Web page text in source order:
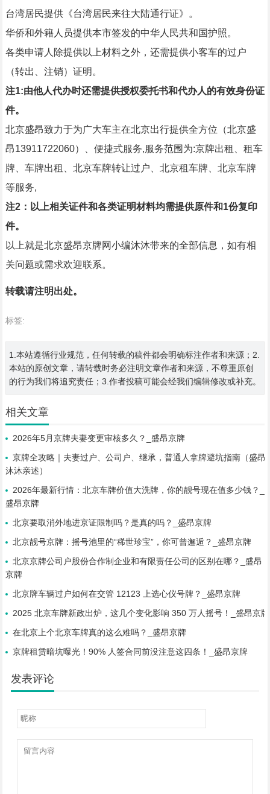
台湾居民提供《台湾居民来往大陆通行证》。
华侨和外籍人员提供本市签发的中华人民共和国护照。
各类申请人除提供以上材料之外，还需提供小客车的过户
（转出、注销）证明。
注1:由他人代办时还需提供授权委托书和代办人的有效身份证
件。
北京盛昂致力于为广大车主在北京出行提供全方位（北京盛
昂13911722060）、便捷式服务,服务范围为:京牌出租、租车
牌、车牌出租、北京车牌转让过户、北京租车牌、北京车牌
等服务,
注2：以上相关证件和各类证明材料均需提供原件和1份复印
件。
以上就是北京盛昂京牌网小编沐沐带来的全部信息，如有相
关问题或需求欢迎联系。
转载请注明出处。
标签:
1.本站遵循行业规范，任何转载的稿件都会明确标注作者和来源；2.
本站的原创文章，请转载时务必注明文章作者和来源，不尊重原创
的行为我们将追究责任；3.作者投稿可能会经我们编辑修改或补充。
相关文章
2026年5月京牌夫妻变更审核多久？_盛昂京牌
京牌全攻略｜夫妻过户、公司户、继承，普通人拿牌避坑指南（盛昂
沐沐亲述）
2026年最新行情：北京车牌价值大洗牌，你的靓号现在值多少钱？_
盛昂京牌
北京要取消外地进京证限制吗？是真的吗？_盛昂京牌
北京靓号京牌：摇号池里的“稀世珍宝”，你可曾邂逅？_盛昂京牌
北京京牌公司户股份合作制企业和有限责任公司的区别在哪？_盛昂
京牌
北京牌车辆过户如何在交管 12123 上选心仪号牌？_盛昂京牌
2025 北京车牌新政出炉，这几个变化影响 350 万人摇号！_盛昂京牌
在北京上个北京车牌真的这么难吗？_盛昂京牌
京牌租赁暗坑曝光！90% 人签合同前没注意这四条！_盛昂京牌
发表评论